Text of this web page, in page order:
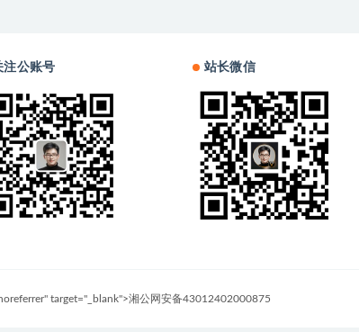
注公账号 站长微信
target="_blank">湘公网安备43012402000875